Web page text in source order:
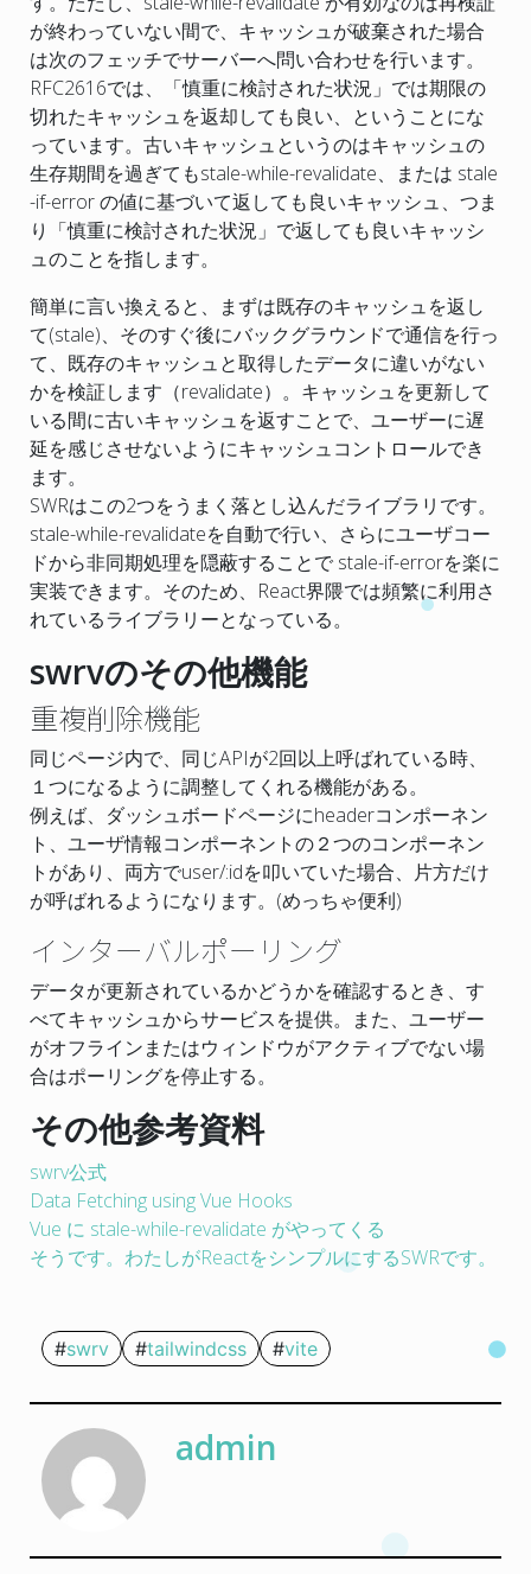
が終わっていない間で、キャッシュが破棄された場合
は次のフェッチでサーバーへ問い合わせを行います。
RFC2616では、「慎重に検討された状況」では期限の
切れたキャッシュを返却しても良い、ということにな
っています。古いキャッシュというのはキャッシュの
生存期間を過ぎてもstale-while-revalidate、または stale
-if-error の値に基づいて返しても良いキャッシュ、つま
り「慎重に検討された状況」で返しても良いキャッシ
ュのことを指します。
簡単に言い換えると、まずは既存のキャッシュを返し
て(stale)、そのすぐ後にバックグラウンドで通信を行っ
て、既存のキャッシュと取得したデータに違いがない
かを検証します（revalidate）。キャッシュを更新して
いる間に古いキャッシュを返すことで、ユーザーに遅
延を感じさせないようにキャッシュコントロールでき
ます。
SWRはこの2つをうまく落とし込んだライブラリです。
stale-while-revalidateを自動で行い、さらにユーザコー
ドから非同期処理を隠蔽することで stale-if-errorを楽に
実装できます。そのため、React界隈では頻繁に利用さ
れているライブラリーとなっている。
swrvのその他機能
重複削除機能
同じページ内で、同じAPIが2回以上呼ばれている時、
１つになるように調整してくれる機能がある。
例えば、ダッシュボードページにheaderコンポーネン
ト、ユーザ情報コンポーネントの２つのコンポーネン
トがあり、両方でuser/:idを叩いていた場合、片方だけ
が呼ばれるようになります。(めっちゃ便利)
インターバルポーリング
データが更新されているかどうかを確認するとき、す
べてキャッシュからサービスを提供。また、ユーザー
がオフラインまたはウィンドウがアクティブでない場
合はポーリングを停止する。
その他参考資料
swrv公式
Data Fetching using Vue Hooks
Vue に stale-while-revalidate がやってくる
そうです。わたしがReactをシンプルにするSWRです。
swrv tailwindcss vite
admin